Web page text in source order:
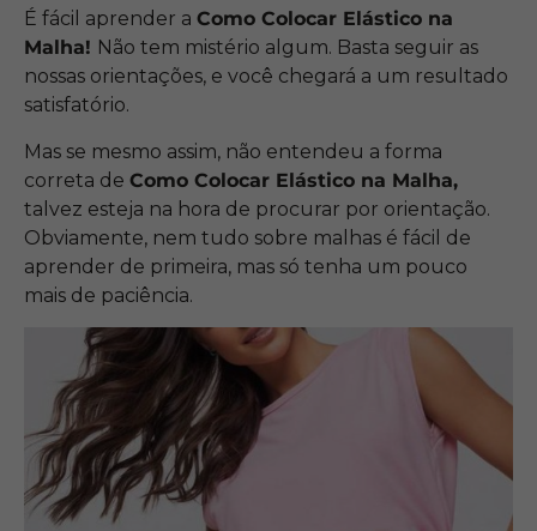
É fácil aprender a Como Colocar Elástico na
Malha! Não tem mistério algum. Basta seguir as
nossas orientações, e você chegará a um resultado
satisfatório.
Mas se mesmo assim, não entendeu a forma
correta de Como Colocar Elástico na Malha,
talvez esteja na hora de procurar por orientação.
Obviamente, nem tudo sobre malhas é fácil de
aprender de primeira, mas só tenha um pouco
mais de paciência.